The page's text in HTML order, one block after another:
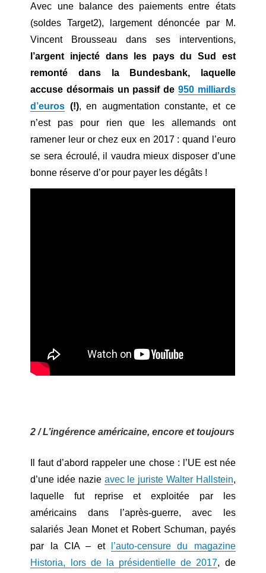
Avec une balance des paiements entre états
(soldes Target2), largement dénoncée par M.
Vincent Brousseau dans ses interventions,
l’argent injecté dans les pays du Sud est
remonté dans la Bundesbank, laquelle
accuse désormais un passif de 950 milliards
d’euros (!), en augmentation constante, et ce
n’est pas pour rien que les allemands ont
ramener leur or chez eux en 2017 : quand l’euro
se sera écroulé, il vaudra mieux disposer d’une
bonne réserve d’or pour payer les dégâts !
2 / L’ingérence américaine, encore et toujours
Il faut d’abord rappeler une chose : l’UE est née
d’une idée nazie avec le juriste Walter Hallstein,
laquelle fut reprise et exploitée par les
américains dans l’après-guerre, avec les
salariés Jean Monet et Robert Schuman, payés
par la CIA – et
l’auto-censure du magazine
Historia, lors de la présidentielle de 2017, de